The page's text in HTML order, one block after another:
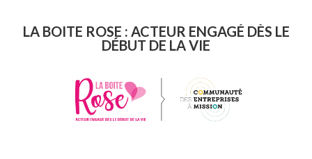
LA BOITE ROSE : ACTEUR ENGAGÉ DÈS LE
DÉBUT DE LA VIE